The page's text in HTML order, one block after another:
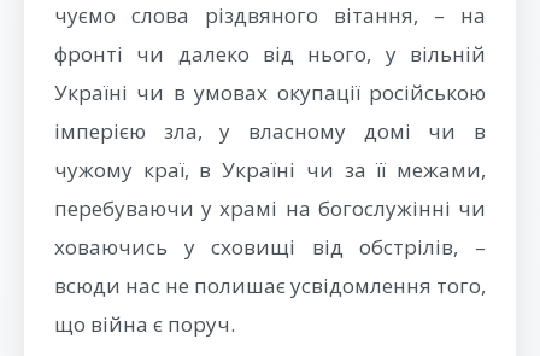
чуємо слова різдвяного вітання, – на
фронті чи далеко від нього, у вільній
Україні чи в умовах окупації російською
імперією зла, у власному домі чи в
чужому краї, в Україні чи за її межами,
перебуваючи у храмі на богослужінні чи
ховаючись у сховищі від обстрілів, –
всюди нас не полишає усвідомлення того,
що війна є поруч.